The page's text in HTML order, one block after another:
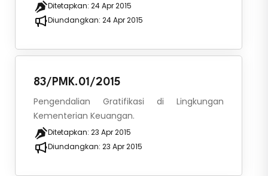
Ditetapkan: 24 Apr 2015
Diundangkan: 24 Apr 2015
83/PMK.01/2015
Pengendalian Gratifikasi di Lingkungan
Kementerian Keuangan.
Ditetapkan: 23 Apr 2015
Diundangkan: 23 Apr 2015